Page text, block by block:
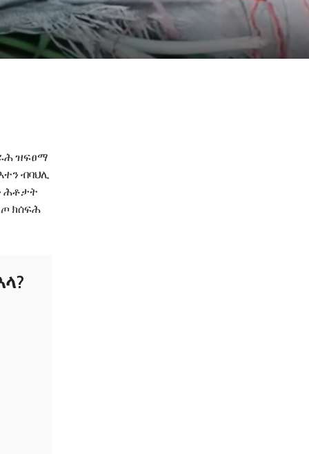
ዝፍፀማ
ብባህሊ
ሕቶታት
ክሰፍሕ